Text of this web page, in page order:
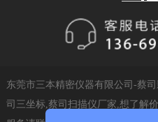
东莞市三本精密仪器有限公司-蔡
司三坐标,蔡司扫描仪厂家,想了解